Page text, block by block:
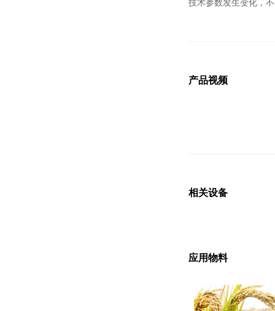
技术参数发生变化，
产品视频
相关设备
应用物料